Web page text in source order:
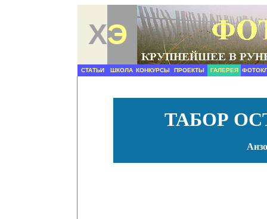
ХЭ
СТАТЬИ ШКОЛА КОНКУРСЫ ПРОЕКТЫ ГАЛЕРЕЯ
ТАБОР